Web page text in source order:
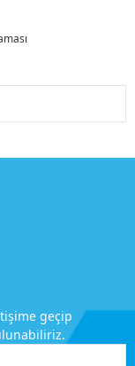
geçip